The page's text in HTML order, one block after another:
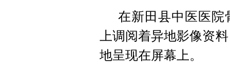
在新田县中医医院
上调阅着异地影像资
地呈现在屏幕上。